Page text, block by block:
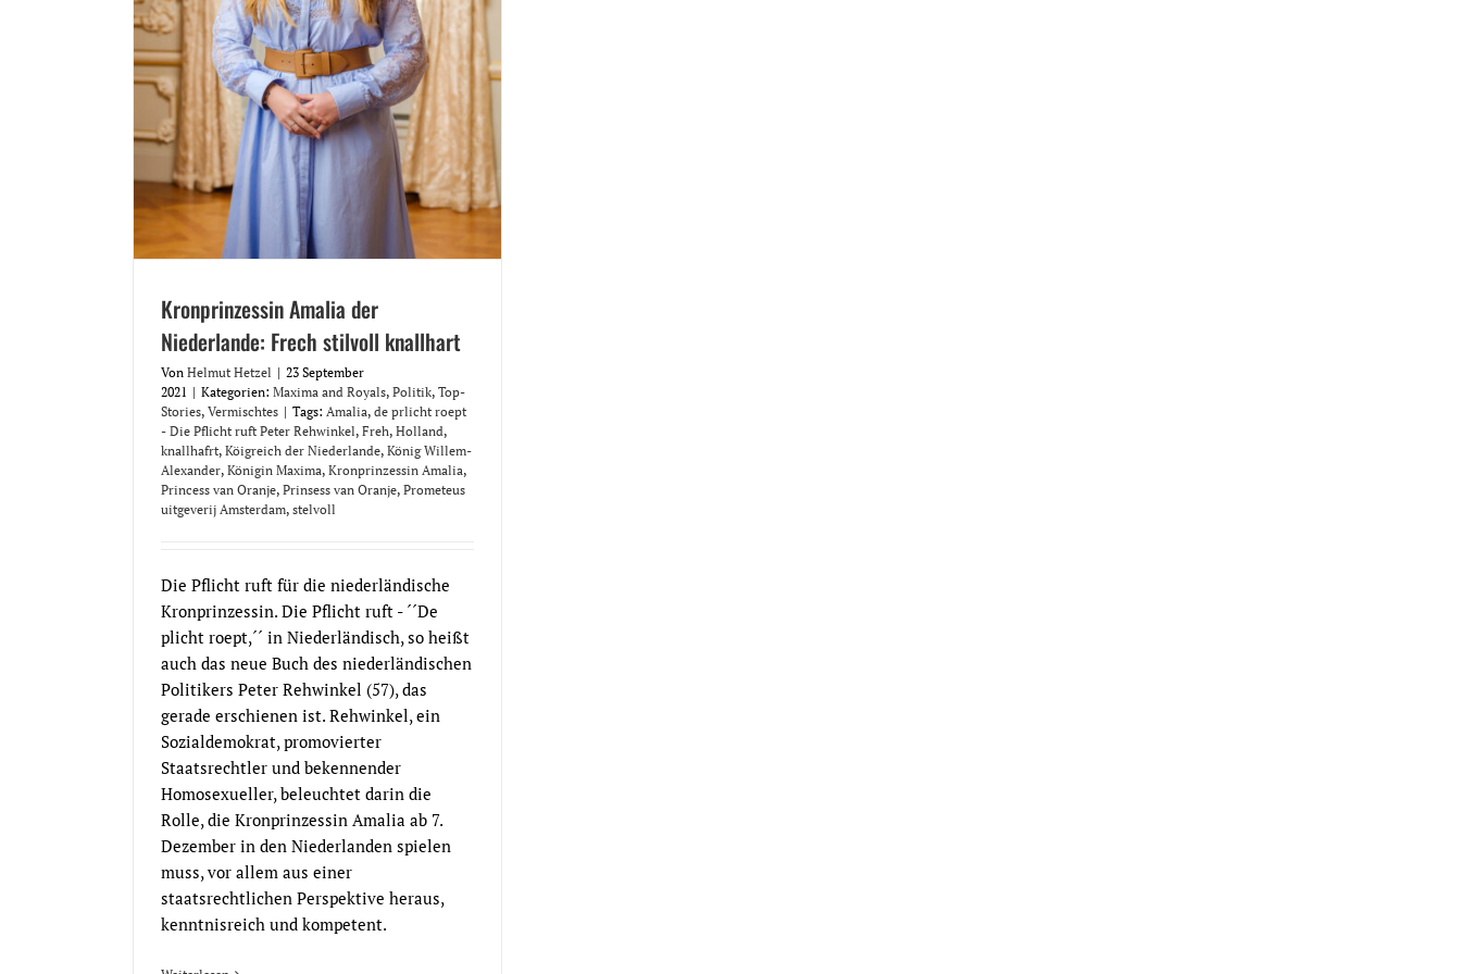
Kronprinzessin Amalia der
Niederlande: Frech stilvoll knallhart
Von Helmut Hetzel | 23 September
2021 | Kategorien: Maxima and Royals, Politik, Top-
Stories, Vermischtes | Tags: Amalia, de prlicht roept
- Die Pflicht ruft Peter Rehwinkel, Freh, Holland,
knallhafrt, Köigreich der Niederlande, König Willem-
Alexander, Königin Maxima, Kronprinzessin Amalia,
Princess van Oranje, Prinsess van Oranje, Prometeus
uitgeverij Amsterdam, stelvoll
Die Pflicht ruft für die niederländische
Kronprinzessin. Die Pflicht ruft - ´´De
plicht roept,´´ in Niederländisch, so heißt
auch das neue Buch des niederländischen
Politikers Peter Rehwinkel (57), das
gerade erschienen ist. Rehwinkel, ein
Sozialdemokrat, promovierter
Staatsrechtler und bekennender
Homosexueller, beleuchtet darin die
Rolle, die Kronprinzessin Amalia ab 7.
Dezember in den Niederlanden spielen
muss, vor allem aus einer
staatsrechtlichen Perspektive heraus,
kenntnisreich und kompetent.